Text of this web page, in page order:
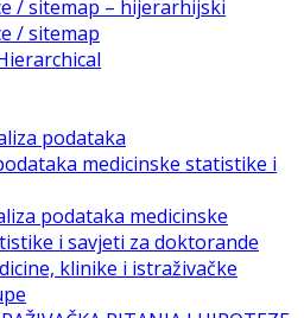
/ sitemap – hijerarhijski
/ sitemap
podataka
medicinske statistike i
podataka medicinske
i savjeti za doktorande
klinike i istraživačke